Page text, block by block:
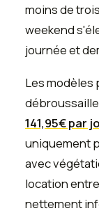
moins de
weekend
journée et
Les modèles
141,95€ par
uniquement
avec
location
nettement